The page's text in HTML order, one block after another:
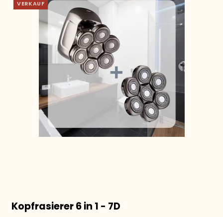
VERKAUF
Kopfrasierer 6 in 1 - 7D